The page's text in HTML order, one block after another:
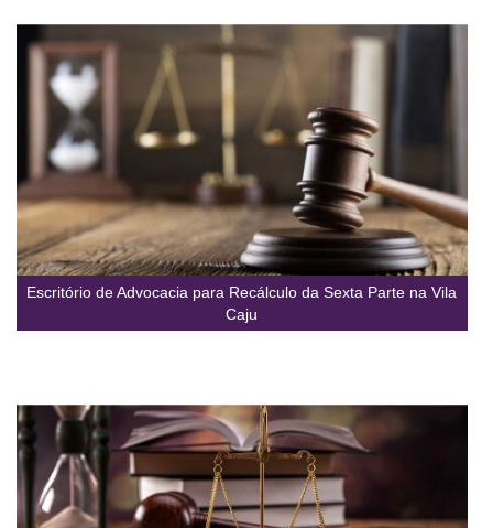
Escritório de Advocacia para Recálculo da Sexta Parte na Vila
Caju